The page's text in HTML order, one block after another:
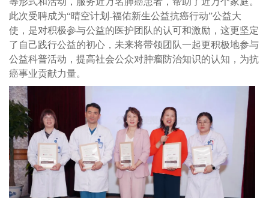
此次受聘成为“晴空计划-福佑新生公益抗癌行动”公益大
使，是对积极参与公益的医护团队的认可和激励，这更坚定
了自己践行公益的初心，未来将带领团队一起更积极地参与
公益科普活动，提高社会公众对肿瘤防治知识的认知，为抗
癌事业贡献力量。